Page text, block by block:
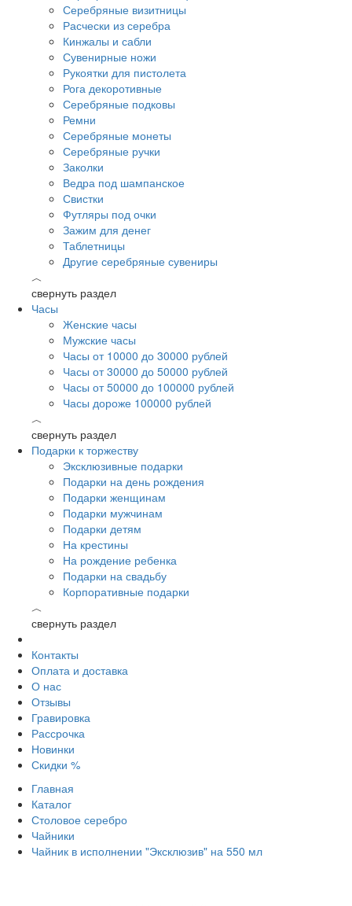
Серебряные визитницы
Расчески из серебра
Кинжалы и сабли
Сувенирные ножи
Рукоятки для пистолета
Рога декоротивные
Серебряные подковы
Ремни
Серебряные монеты
Серебряные ручки
Заколки
Ведра под шампанское
Свистки
Футляры под очки
Зажим для денег
Таблетницы
Другие серебряные сувениры
︿
свернуть раздел
Часы
Женские часы
Мужские часы
Часы от 10000 до 30000 рублей
Часы от 30000 до 50000 рублей
Часы от 50000 до 100000 рублей
Часы дороже 100000 рублей
︿
свернуть раздел
Подарки к торжеству
Эксклюзивные подарки
Подарки на день рождения
Подарки женщинам
Подарки мужчинам
Подарки детям
На крестины
На рождение ребенка
Подарки на свадьбу
Корпоративные подарки
︿
свернуть раздел
Контакты
Оплата и доставка
О нас
Отзывы
Гравировка
Рассрочка
Новинки
Скидки %
Главная
Каталог
Столовое серебро
Чайники
Чайник в исполнении "Эксклюзив" на 550 мл